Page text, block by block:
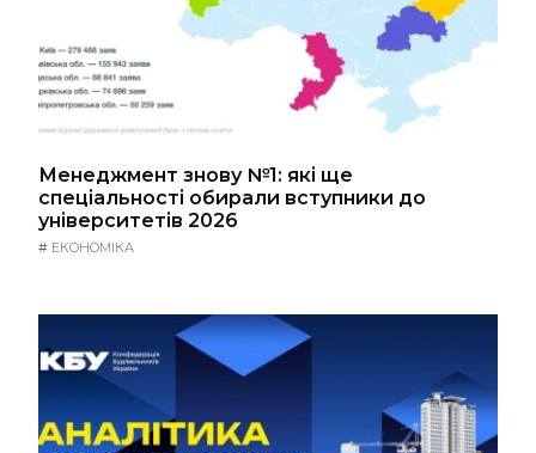
Менеджмент знову №1: які ще
спеціальності обирали вступники до
університетів 2026
# ЕКОНОМІКА